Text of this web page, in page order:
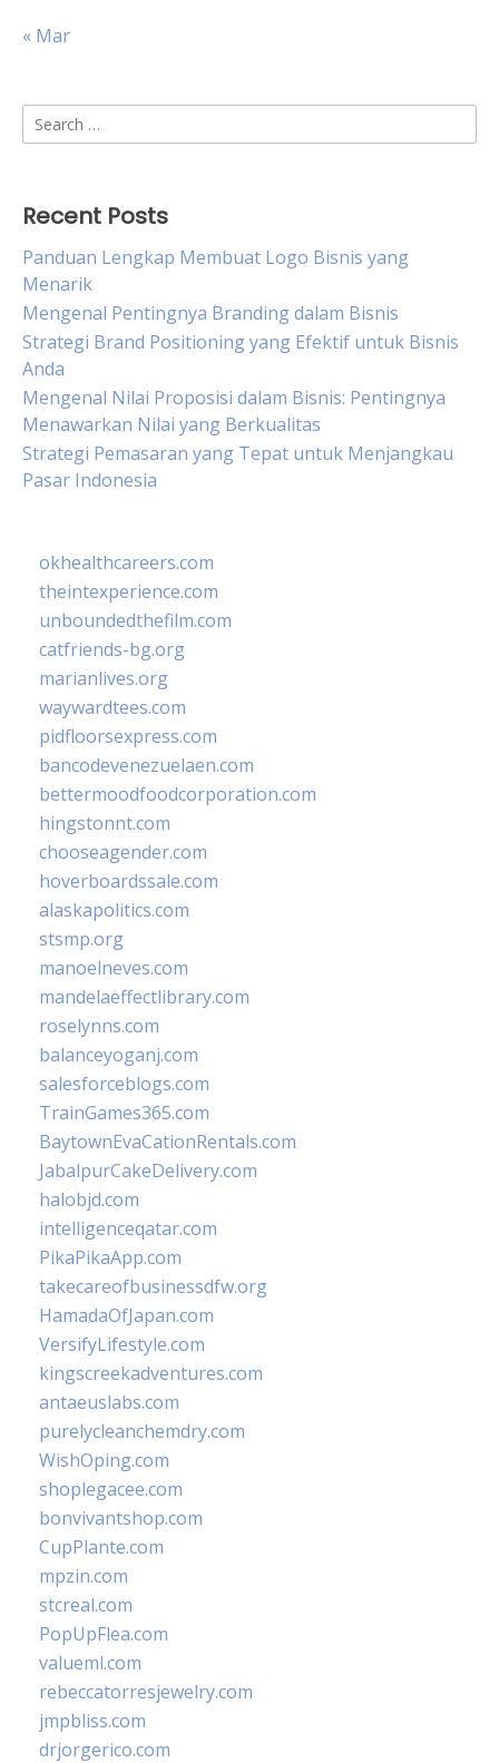
« Mar
Search
for:
Recent Posts
Panduan Lengkap Membuat Logo Bisnis yang
Menarik
Mengenal Pentingnya Branding dalam Bisnis
Strategi Brand Positioning yang Efektif untuk Bisnis
Anda
Mengenal Nilai Proposisi dalam Bisnis: Pentingnya
Menawarkan Nilai yang Berkualitas
Strategi Pemasaran yang Tepat untuk Menjangkau
Pasar Indonesia
okhealthcareers.com
theintexperience.com
unboundedthefilm.com
catfriends-bg.org
marianlives.org
waywardtees.com
pidfloorsexpress.com
bancodevenezuelaen.com
bettermoodfoodcorporation.com
hingstonnt.com
chooseagender.com
hoverboardssale.com
alaskapolitics.com
stsmp.org
manoelneves.com
mandelaeffectlibrary.com
roselynns.com
balanceyoganj.com
salesforceblogs.com
TrainGames365.com
BaytownEvaCationRentals.com
JabalpurCakeDelivery.com
halobjd.com
intelligenceqatar.com
PikaPikaApp.com
takecareofbusinessdfw.org
HamadaOfJapan.com
VersifyLifestyle.com
kingscreekadventures.com
antaeuslabs.com
purelycleanchemdry.com
WishOping.com
shoplegacee.com
bonvivantshop.com
CupPlante.com
mpzin.com
stcreal.com
PopUpFlea.com
valueml.com
rebeccatorresjewelry.com
jmpbliss.com
drjorgerico.com